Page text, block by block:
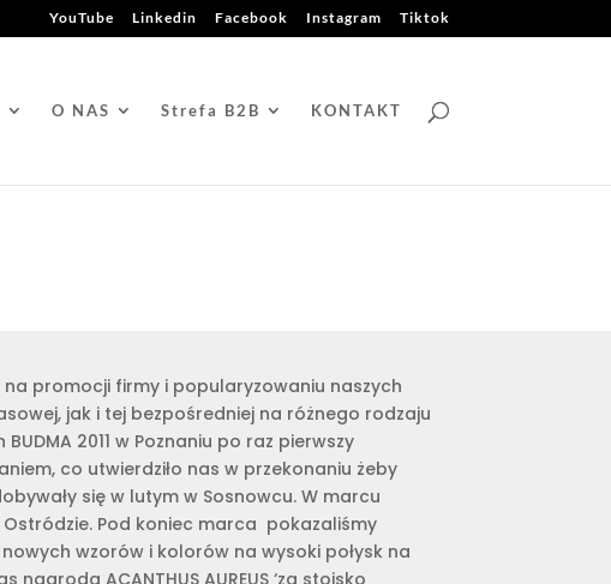
YouTube Linkedin Facebook Instagram Tiktok
O NAS Strefa B2B KONTAKT
na promocji firmy i popularyzowaniu naszych
jak i tej bezpośredniej na różnego rodzaju
2011 w Poznaniu po raz pierwszy
co utwierdziło nas w przekonaniu żeby
się w lutym w Sosnowcu. W marcu
Ostródzie. Pod koniec marca pokazaliśmy
wzorów i kolorów na wysoki połysk na
ACANTHUS AUREUS ‘za stoisko